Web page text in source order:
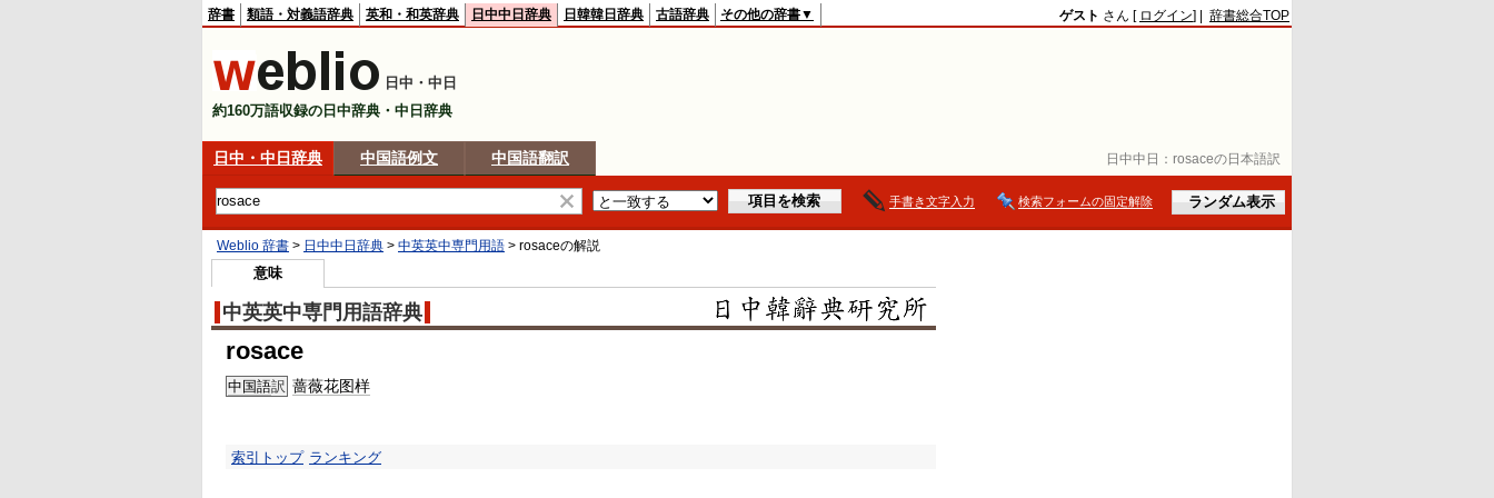
日中中日： rosaceの日本語訳
辞書 類語・対義語辞典 英和・和英辞典 日中中日辞典 日韓韓日辞典 古語辞典 その他の辞書▼ ゲスト さん [ ログイン] | 辞書総合TOP
日中・中日
約160万語収録の日中辞典・中日辞典
日中・中日辞典 中国語例文 中国語翻訳
手書き文字入力 検索フォームの固定解除
Weblio 辞書 > 日中中日辞典 > 中英英中専門用語 > rosaceの解説
意味
中英英中専門用語辞典
rosace
中国語訳 蔷薇花图样
索引トップ ランキング